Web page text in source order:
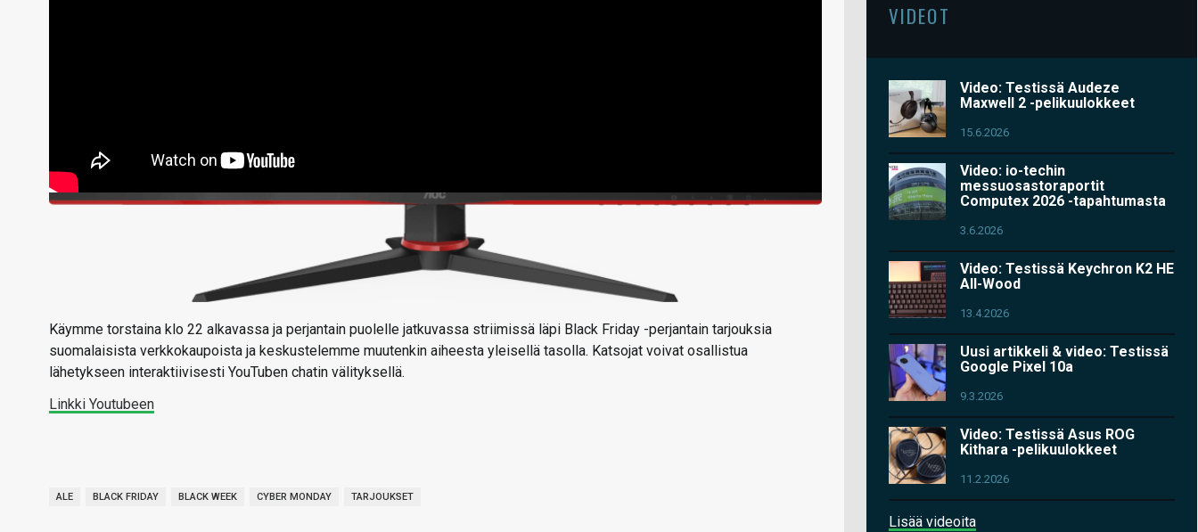
Käymme torstaina klo 22 alkavassa ja perjantain puolelle jatkuvassa striimissä läpi Black Friday -perjantain tarjouksia
suomalaisista verkkokaupoista ja keskustelemme muutenkin aiheesta yleisellä tasolla. Katsojat voivat osallistua
lähetykseen interaktiivisesti YouTuben chatin välityksellä.
Linkki Youtubeen
ALE BLACK FRIDAY BLACK WEEK CYBER MONDAY TARJOUKSET
VIDEOT
Video: Testissä Audeze
Maxwell 2 -pelikuulokkeet
15.6.2026
Video: io-techin
messuosastoraportit
Computex 2026 -tapahtumasta
3.6.2026
Video: Testissä Keychron K2 HE
All-Wood
13.4.2026
Uusi artikkeli & video: Testissä
Google Pixel 10a
9.3.2026
Video: Testissä Asus ROG
Kithara -pelikuulokkeet
11.2.2026
Lisää videoita